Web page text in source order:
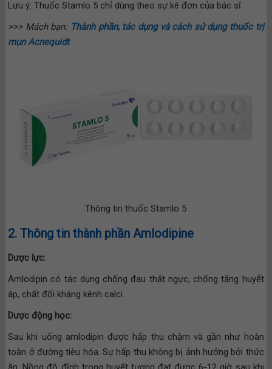
Lưu ý: Thuốc Stamlo 5 chỉ dùng theo sự kê đơn của bác sĩ.
>>> Mách bạn: Thành phần, tác dụng và cách sử dụng thuốc trị
mụn Acnequidt
Thông tin thuốc Stamlo 5
2. Thông tin thành phần Amlodipine
Dược lực:
Amlodipin có tác dụng chống đau thắt ngực, chống tăng huyết
áp, chất đối kháng kênh calci.
Dược động học:
Sau khi uống amlodipin được hấp thu chậm và gần như hoàn
toàn ở đường tiêu hóa. Sự hấp thu không bị ảnh hưởng bởi thức